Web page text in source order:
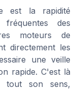
est la rapidité
des
moteurs de
directement les
une veille
rapide. C'est là
tout son sens,